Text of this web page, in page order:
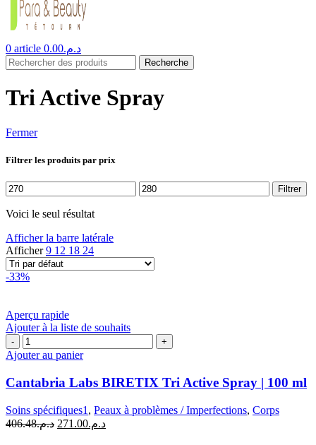
0 article د.م.0.00
Recherche
Tri Active Spray
Fermer
Filtrer les produits par prix
Prix
min
Prix
max
Filtrer
Voici le seul résultat
Afficher la barre latérale
Afficher9 12 18 24
-33%
Aperçu rapide
Ajouter à la liste de souhaits
quantité
de
Cantabria
Labs
BIRETIX
Active
Spray
Ajouter au panier
Cantabria Labs BIRETIX Tri Active Spray | 100 ml
Soins spécifiques1 , Peaux à problèmes / Imperfections, Corps
د.م.406.48
Le
د.م.271.00
Le